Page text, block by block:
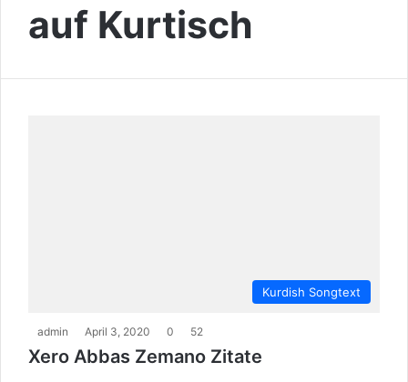
auf Kurtisch
Kurdish Songtext
admin April 3, 2020 0 52
Xero Abbas Zemano Zitate